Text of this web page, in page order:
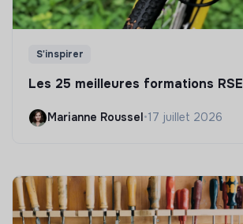
S'inspirer
Les 25 meilleures formations
Marianne Roussel •17 juillet 2026